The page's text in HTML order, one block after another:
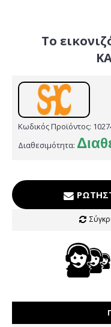
Το
Κωδικός Προϊόντος:
Διαθεσιμότητα: